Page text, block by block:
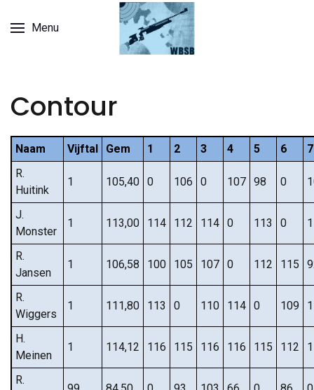
Menu
Contour
Naam Vijftal Gem 1 2 3 4 5 6
7
R.
Huitink
1 105,40 0 106 0 107 98 0
J.
Monster
1 113,00 114 112 114 0 113 0
R.
Jansen
1 106,58 100 105 107 0 112 115
R.
Wiggers
1 111,80 113 0 110 114 0 109
H.
Meinen
1 114,12 116 115 116 116 115 112
R.